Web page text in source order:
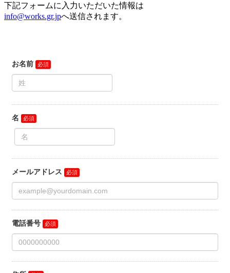
下記フォームに入力いただいた情報は
info@works.gr.jpへ送信されます。